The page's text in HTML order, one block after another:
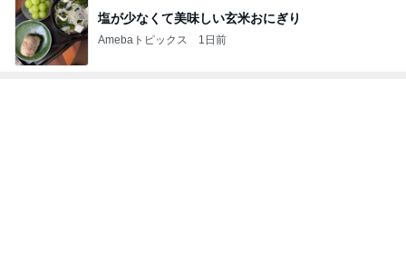
塩が少なくて美味しい玄米おにぎり
Amebaトピックス 1日前